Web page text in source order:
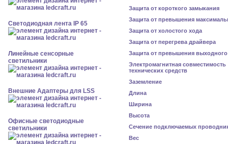
Светодиодная лента IP 65
Линейные сенсорные
светильники
Внешние Адаптеры для LSS
Офисные светодиодные
светильники
Защита от короткого замыкания
Защита от превышения
Защита от холостого хода
Защита от перегрева драйвера
Защита от превышения
Электромагнитная совместимость
технических средств
Заземление
Длина
Ширина
Высота
Сечение подключаемых
Вес